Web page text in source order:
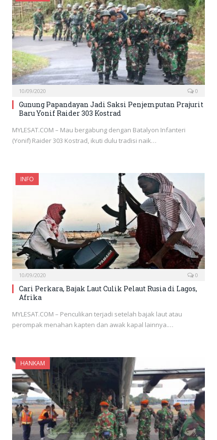
10/09/2020 0
Gunung Papandayan Jadi Saksi Penjemputan Prajurit
Baru Yonif Raider 303 Kostrad
MYLESAT.COM – Mau bergabung dengan Batalyon Infanteri
(Yonif) Raider 303 Kostrad, ikuti dulu tradisi naik…
INFO
10/09/2020 0
Cari Perkara, Bajak Laut Culik Pelaut Rusia di Lagos,
Afrika
MYLESAT.COM – Penculikan terjadi setelah bajak laut atau
perompak menahan kapten dan awak kapal lainnya.…
HANKAM